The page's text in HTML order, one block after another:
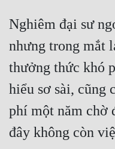
Xuyên Nhanh
Xuyên Sách
Xuyên Thư
Điền Văn
Nghiêm đại sư
nhưng trong mắt
thưởng thức khó
hiểu sơ sài, cũng
phí một năm chờ